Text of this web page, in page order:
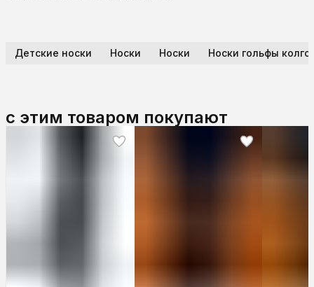
Детские носки Носки Носки Носки гольфы
с этим товаром покупают